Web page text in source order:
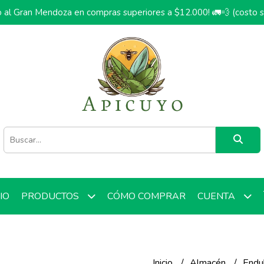
al Gran Mendoza en compras superiores a $12.000! 🚛💨 (costo
PRODUCTOS CÓMO COMPRAR CUENTA